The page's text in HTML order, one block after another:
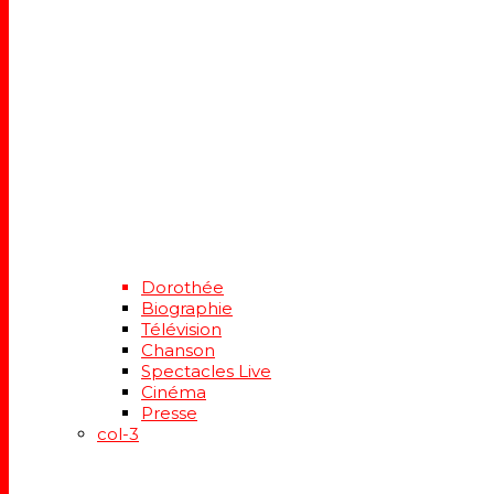
Dorothée
Biographie
Télévision
Chanson
Spectacles Live
Cinéma
Presse
col-3